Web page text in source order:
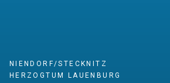
NIENDORF/STECKNITZ
HERZOGTUM LAUENBURG